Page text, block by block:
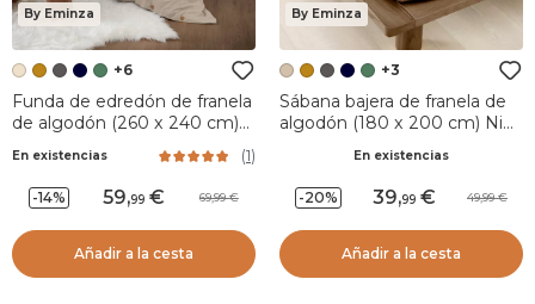
By Eminza
+6
Funda de edredón de franela
de algodón (260 x 240 cm)
En existencias (1)
-14% 59,99 69,99
Añadir a la cesta
By Eminza
+3
Sábana bajera de franela de
algodón (180 x 200 cm) Nina
En existencias
-20% 39,99 49,99
Añadir a la cesta